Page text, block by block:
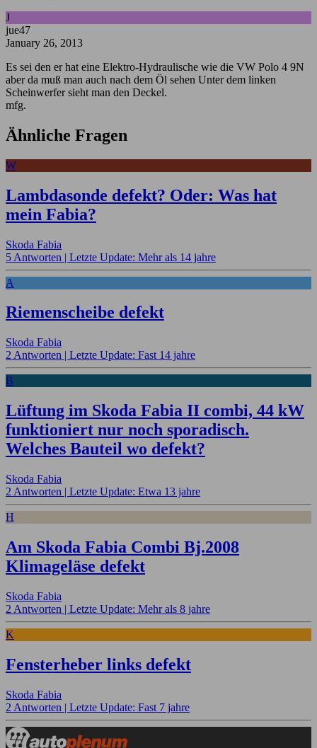
J
jue47
January 26, 2013
Es sei den er hat eine Elektro-Hydraulische wie die VW Polo 4 9N
aber da muß man auch nach dem Öl sehen Unter dem linken
Scheinwerfer sieht man den Deckel.
mfg.
Ähnliche Fragen
W
Lambdasonde defekt? Oder: Was hat
mein Fabia?
Skoda Fabia
5 Antworten | Letzte Update: Mehr als 14 jahre
A
Riemenscheibe defekt
Skoda Fabia
2 Antworten | Letzte Update: Fast 14 jahre
B
Lüftung im Skoda Fabia II combi, 44 kW
funktioniert nur noch sporadisch.
Welches Bauteil wo defekt?
Skoda Fabia
2 Antworten | Letzte Update: Etwa 13 jahre
H
Am Skoda Fabia Combi Bj.2008
Klimageläse defekt
Skoda Fabia
2 Antworten | Letzte Update: Mehr als 8 jahre
K
Fensterheber links defekt
Skoda Fabia
2 Antworten | Letzte Update: Fast 7 jahre